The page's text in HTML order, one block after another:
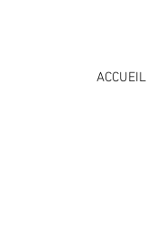
ACCUEIL